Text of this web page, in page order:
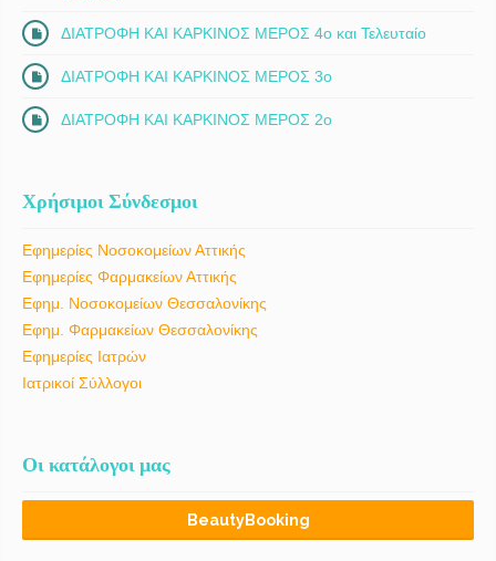
ΔΙΑΤΡΟΦΗ ΚΑΙ ΚΑΡΚΙΝΟΣ ΜΕΡΟΣ 4ο και Τελευταίο
ΔΙΑΤΡΟΦΗ ΚΑΙ ΚΑΡΚΙΝΟΣ ΜΕΡΟΣ 3ο
ΔΙΑΤΡΟΦΗ ΚΑΙ ΚΑΡΚΙΝΟΣ ΜΕΡΟΣ 2ο
Χρήσιμοι Σύνδεσμοι
Εφημερίες Νοσοκομείων Αττικής
Εφημερίες Φαρμακείων Αττικής
Εφημ. Νοσοκομείων Θεσσαλονίκης
Εφημ. Φαρμακείων Θεσσαλονίκης
Εφημερίες Ιατρών
Ιατρικοί Σύλλογοι
Οι κατάλογοι μας
BeautyBooking